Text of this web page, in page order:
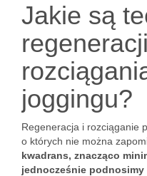
Jakie są
joggingu?
Regeneracja i rozciąganie
o których nie można
kwadrans, znacząco
jednocześnie